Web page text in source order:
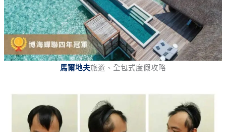
馬爾地夫旅遊、全包式度假攻略